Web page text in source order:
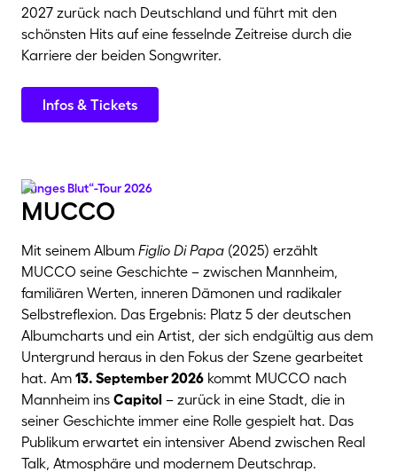
2027 zurück nach Deutschland und führt mit den
schönsten Hits auf eine fesselnde Zeitreise durch die
Karriere der beiden Songwriter.
Infos & Tickets
mucco
„Junges Blut“-Tour 2026
Mit seinem Album Figlio Di Papa (2025) erzählt
MUCCO seine Geschichte – zwischen Mannheim,
familiären Werten, inneren Dämonen und radikaler
Selbstreflexion. Das Ergebnis: Platz 5 der deutschen
Albumcharts und ein Artist, der sich endgültig aus dem
Untergrund heraus in den Fokus der Szene gearbeitet
hat. Am 13. September 2026 kommt MUCCO nach
Mannheim ins Capitol – zurück in eine Stadt, die in
seiner Geschichte immer eine Rolle gespielt hat. Das
Publikum erwartet ein intensiver Abend zwischen Real
Talk, Atmosphäre und modernem Deutschrap.